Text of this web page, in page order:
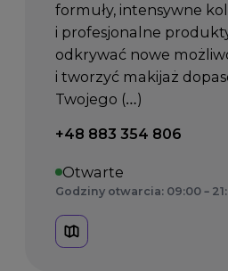
formuły, intensywne
i profesjonalne
odkrywać nowe
i tworzyć makijaż
Twojego (…)
Telefon kontaktowy:
+48 883 354 806
Otwarte
Godziny otwarcia: 09:00 –